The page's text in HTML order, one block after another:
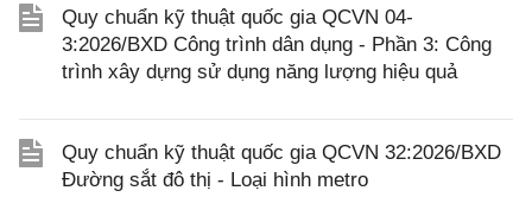
Quy chuẩn kỹ thuật quốc gia QCVN 04-
3:2026/BXD Công trình dân dụng - Phần 3: Công
trình xây dựng sử dụng năng lượng hiệu quả
Quy chuẩn kỹ thuật quốc gia QCVN 32:2026/BXD
Đường sắt đô thị - Loại hình metro